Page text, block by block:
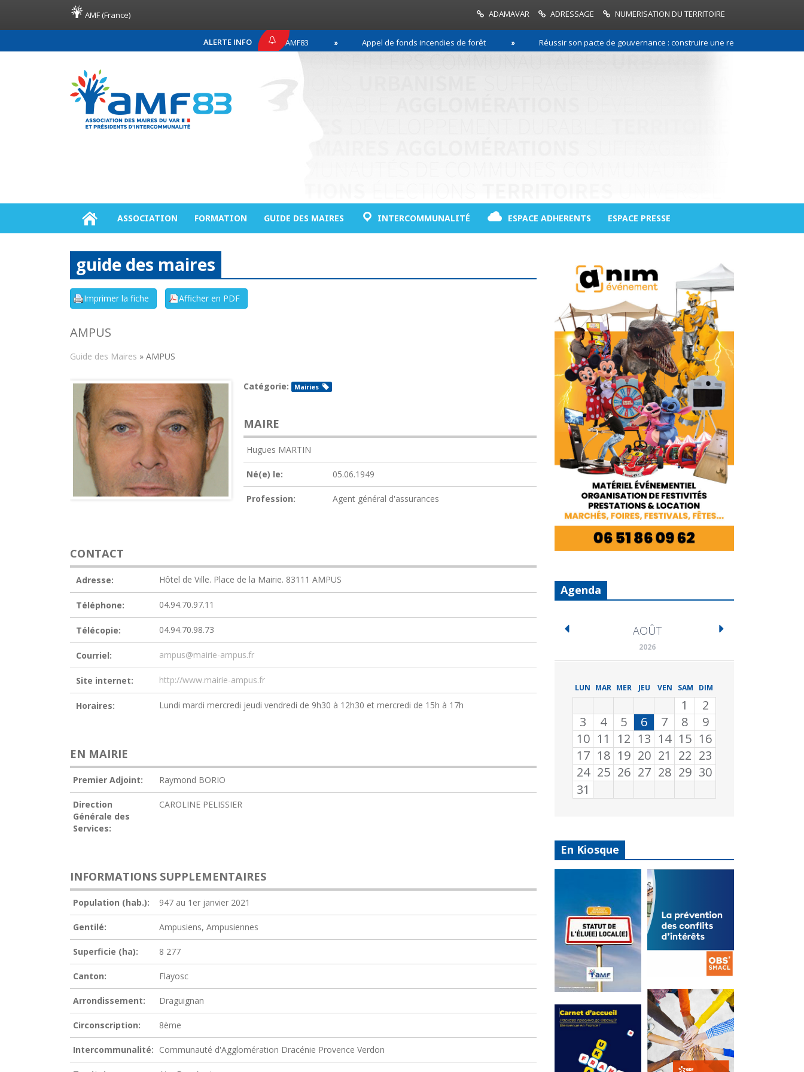
AMF (France) ADAMAVAR ADRESSAGE NUMERISATION DU TERRITOIRE
ALERTE INFO
COMMUNIQUÉ DE PRESSE AMF83 Appel de fonds incendies de forêt Réussir son pacte de gouvernance : construire une relation de confiance entre
ASSOCIATION FORMATION GUIDE DES MAIRES INTERCOMMUNALITÉ ESPACE ADHERENTS ESPACE PRESSE
guide des maires
AMPUS
Guide des Maires » AMPUS
Catégorie: Mairies
MAIRE
Hugues MARTIN
Né(e) le: 05.06.1949
Profession: Agent général d'assurances
CONTACT
Adresse: Hôtel de Ville. Place de la Mairie. 83111 AMPUS
Téléphone: 04.94.70.97.11
Télécopie: 04.94.70.98.73
Courriel: ampus@mairie-ampus.fr
Site internet: http://www.mairie-ampus.fr
Horaires: Lundi mardi mercredi jeudi vendredi de 9h30 à 12h30 et mercredi de 15h à 17h
EN MAIRIE
Premier Adjoint: Raymond BORIO
Direction
Générale des
Services:
CAROLINE PELISSIER
INFORMATIONS SUPPLEMENTAIRES
Population (hab.): 947 au 1er janvier 2021
Gentilé: Ampusiens, Ampusiennes
Superficie (ha): 8 277
Canton: Flayosc
Arrondissement: Draguignan
Circonscription: 8ème
Intercommunalité: Communauté d'Agglomération Dracénie Provence Verdon
Agenda
AOÛT
2026
LUN MAR MER JEU VEN SAM DIM
1
2
3
4 5 6 7 8
9
10 11 12 13 14 15 16
17 18 19 20 21 22 23
24 25 26 27 28 29 30
31
En Kiosque
Statut de
l’élu local
Mise à jour avril
2024
La
prévention
des conflits
d’intérêts
18 septembre 2023
FEUILLETER